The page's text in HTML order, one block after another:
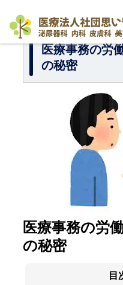
医療事務の労
の秘密
医療事務の労
の秘密
目